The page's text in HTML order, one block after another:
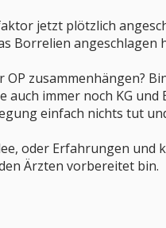
jetzt plötzlich
Borrelien angeschlagen
OP zusammenhängen?
auch immer noch KG
einfach nichts tut
oder Erfahrungen
Ärzten vorbereitet bin.